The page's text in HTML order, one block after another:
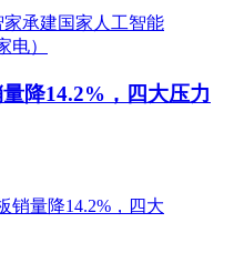
降14.2%，四大压力